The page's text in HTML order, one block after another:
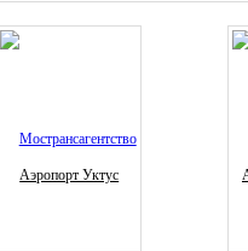
Аэропорт Уктус